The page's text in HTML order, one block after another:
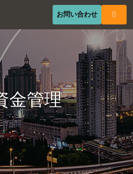
お問い合わせ(opens in
金管理